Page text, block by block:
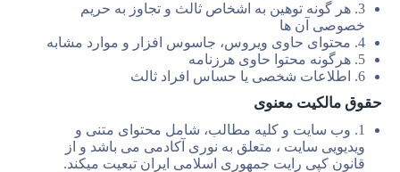
3. هر گونه توهین به اشخاص ثالث و تجاوز به حریم
خصوصی آن ها
4. محتوای حاوی ویروس، جاسوس افزار و موارد مشابه
5. هرگونه محتوا حاوی هرزنامه
6. اطلاعات شخصی یا حساس افراد ثالث
حقوق مالکیت معنوی
1. وب سایت و کلیه مطالب، شامل محتوای متنی و
ویدیویی سایت ، متعلق به نوری آکادمی می باشد و از
قانون کپی رایت جمهوری اسلامی ایران تبعیت میکند.